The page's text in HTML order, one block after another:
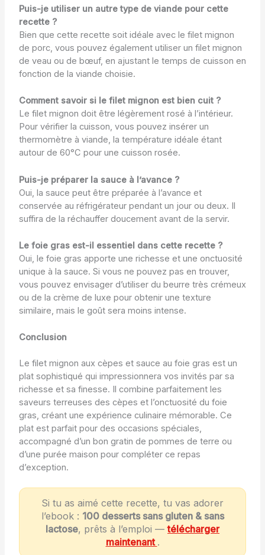
Puis-je utiliser un autre type de viande pour cette
recette ?
Bien que cette recette soit idéale avec le filet mignon
de porc, vous pouvez également utiliser un filet mignon
de veau ou de bœuf, en ajustant le temps de cuisson en
fonction de la viande choisie.
Comment savoir si le filet mignon est bien cuit ?
Le filet mignon doit être légèrement rosé à l’intérieur.
Pour vérifier la cuisson, vous pouvez insérer un
thermomètre à viande, la température idéale étant
autour de 60°C pour une cuisson rosée.
Puis-je préparer la sauce à l’avance ?
Oui, la sauce peut être préparée à l’avance et
conservée au réfrigérateur pendant un jour ou deux. Il
suffira de la réchauffer doucement avant de la servir.
Le foie gras est-il essentiel dans cette recette ?
Oui, le foie gras apporte une richesse et une onctuosité
unique à la sauce. Si vous ne pouvez pas en trouver,
vous pouvez envisager d’utiliser du beurre très crémeux
ou de la crème de luxe pour obtenir une texture
similaire, mais le goût sera moins intense.
Conclusion
Le filet mignon aux cèpes et sauce au foie gras est un
plat sophistiqué qui impressionnera vos invités par sa
richesse et sa finesse. Il combine parfaitement les
saveurs terreuses des cèpes et l’onctuosité du foie
gras, créant une expérience culinaire mémorable. Ce
plat est parfait pour des occasions spéciales,
accompagné d’un bon gratin de pommes de terre ou
d’une purée maison pour compléter ce repas
d’exception.
Si tu as aimé cette recette, tu vas adorer
l’ebook : 100 desserts sans gluten & sans
lactose, prêts à l’emploi —télécharger
maintenant .